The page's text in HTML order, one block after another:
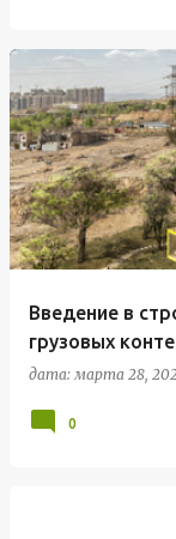
Введение в
грузовых
дата:марта 28,
0